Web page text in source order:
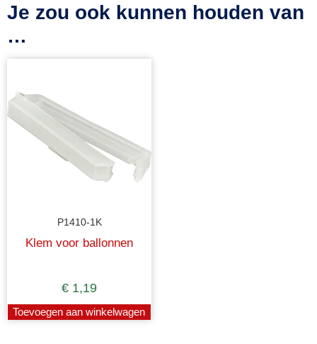
Je zou ook kunnen houden van
…
P1410-1K
Klem voor ballonnen
€ 1,19
Toevoegen aan winkelwagen